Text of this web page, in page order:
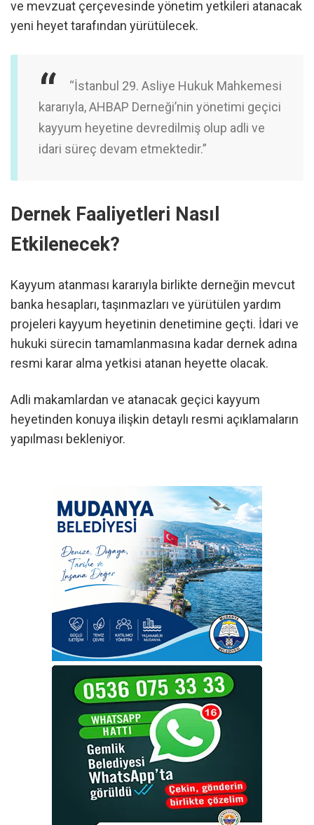
ve mevzuat çerçevesinde yönetim yetkileri atanacak
yeni heyet tarafından yürütülecek.
“İstanbul 29. Asliye Hukuk Mahkemesi
kararıyla, AHBAP Derneği’nin yönetimi geçici
kayyum heyetine devredilmiş olup adli ve
idari süreç devam etmektedir.”
Dernek Faaliyetleri Nasıl
Etkilenecek?
Kayyum atanması kararıyla birlikte derneğin mevcut
banka hesapları, taşınmazları ve yürütülen yardım
projeleri kayyum heyetinin denetimine geçti. İdari ve
hukuki sürecin tamamlanmasına kadar dernek adına
resmi karar alma yetkisi atanan heyette olacak.
Adli makamlardan ve atanacak geçici kayyum
heyetinden konuya ilişkin detaylı resmi açıklamaların
yapılması bekleniyor.